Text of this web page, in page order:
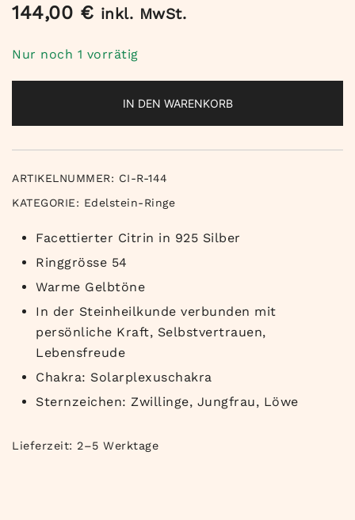
144,00 € inkl. MwSt.
Nur noch 1 vorrätig
IN DEN WARENKORB
ARTIKELNUMMER: CI-R-144
KATEGORIE: Edelstein-Ringe
Facettierter Citrin in 925 Silber
Ringgrösse 54
Warme Gelbtöne
In der Steinheilkunde verbunden mit
persönliche Kraft, Selbstvertrauen,
Lebensfreude
Chakra: Solarplexuschakra
Sternzeichen: Zwillinge, Jungfrau, Löwe
Lieferzeit: 2–5 Werktage